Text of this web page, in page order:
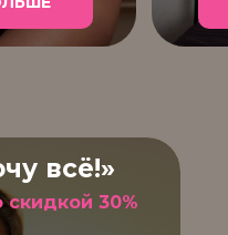
всё!»
30%